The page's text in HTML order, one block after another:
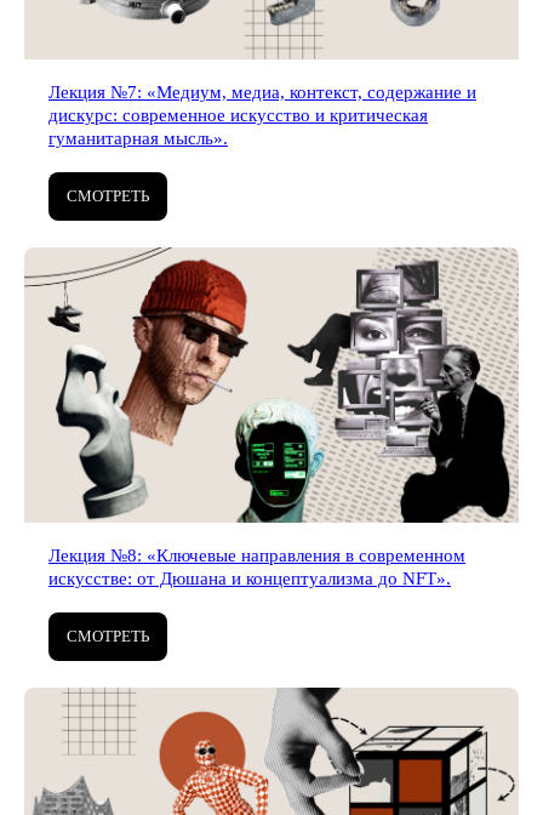
Лекция №7: «Медиум, медиа, контекст, содержание и
дискурс: современное искусство и критическая
гуманитарная мысль».
СМОТРЕТЬ
Лекция №8: «Ключевые направления в современном
искусстве: от Дюшана и концептуализма до NFT».
СМОТРЕТЬ
ПОДПИСАТЬСЯ